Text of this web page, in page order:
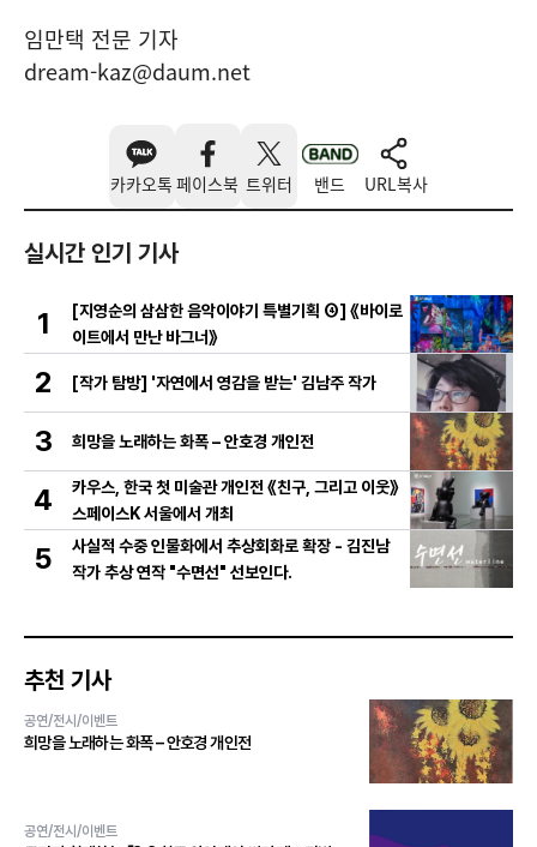
임만택 전문 기자
dream-kaz@daum.net
카카오톡 페이스북 트위터 밴드 URL복사
실시간 인기 기사
1
[지영순의 삼삼한 음악이야기 특별기획 ④] 《바이로
이트에서 만난 바그너》
2 [작가 탐방] '자연에서 영감을 받는' 김남주 작가
3 희망을 노래하는 화폭 – 안호경 개인전
4
카우스, 한국 첫 미술관 개인전 《친구, 그리고 이웃》
스페이스K 서울에서 개최
5
사실적 수중 인물화에서 추상회화로 확장 - 김진남
작가 추상 연작 "수면선" 선보인다.
추천 기사
공연/전시/이벤트
희망을 노래하는 화폭 – 안호경 개인전
공연/전시/이벤트